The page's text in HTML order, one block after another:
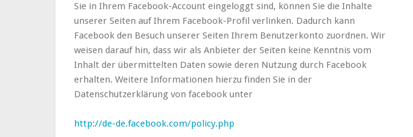
Sie in Ihrem Facebook-Account eingeloggt sind, können Sie die Inhalte
unserer Seiten auf Ihrem Facebook-Profil verlinken. Dadurch kann
Facebook den Besuch unserer Seiten Ihrem Benutzerkonto zuordnen. Wir
weisen darauf hin, dass wir als Anbieter der Seiten keine Kenntnis vom
Inhalt der übermittelten Daten sowie deren Nutzung durch Facebook
erhalten. Weitere Informationen hierzu finden Sie in der
Datenschutzerklärung von facebook unter
http://de-de.facebook.com/policy.php